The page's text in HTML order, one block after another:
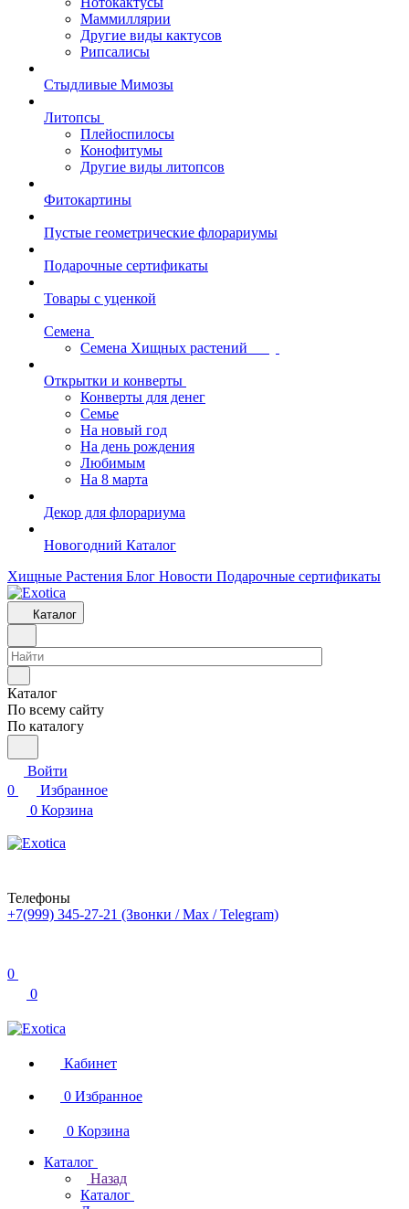
Маммиллярии
Другие виды кактусов
Рипсалисы
Стыдливые Мимозы
Литопсы
Плейоспилосы
Конофитумы
Другие виды литопсов
Фитокартины
Пустые геометрические флорариумы
Подарочные сертификаты
Товары с уценкой
Семена
Семена Хищных растений
Открытки и конверты
Конверты для денег
Семье
На новый год
На день рождения
Любимым
На 8 марта
Декор для флорариума
Новогодний Каталог
Хищные Растения Блог Новости Подарочные сертификаты
Каталог
Каталог
По всему сайту
По каталогу
Войти
0
Избранное
0 Корзина
Телефоны
+7(999) 345-27-21 (Звонки / Max / Telegram)
0
0
Кабинет
0 Избранное
0 Корзина
Каталог
Назад
Каталог